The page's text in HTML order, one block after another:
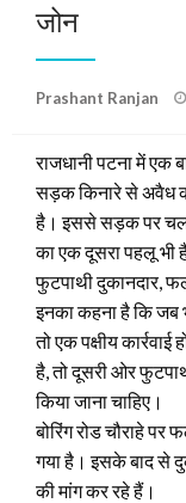
जोन
Prashant Ranjan
राजधानी पटना में एक
सड़क किनारे से अवैध
है। इससे सड़क पर चलने
का एक दूसरा पहलू
फुटपाथी दुकानदार,
इनका कहना है कि जब
तो एक पक्षीय
है, तो दूसरी ओर
किया जाना चाहिए।
बोरिंग रोड चौराहे
गया है। इसके बाद से
की मांग कर रहे हैं।